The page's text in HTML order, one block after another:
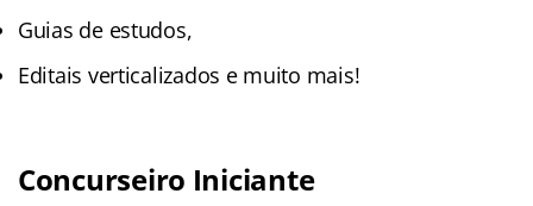
Guias de estudos,
Editais verticalizados e muito mais!
Concurseiro Iniciante